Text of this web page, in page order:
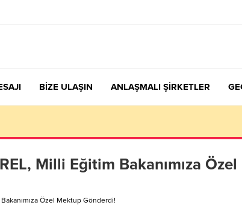
BİZE ULAŞIN ANLAŞMALI ŞİRKETLER
Milli Eğitim Bakanımıza Özel
Özel Mektup Gönderdi!